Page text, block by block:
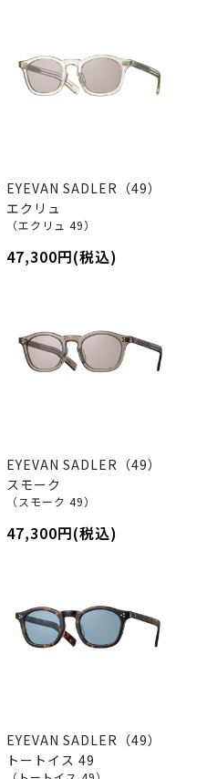
EYEVAN SADLER（49）
エクリュ
（エクリュ 49）
47,300円(税込)
EYEVAN SADLER（49）
スモーク
（スモーク 49）
47,300円(税込)
EYEVAN SADLER（49）
トートイス 49